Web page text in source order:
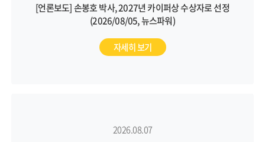
[언론보도] 손봉호 박사, 2027년 카이퍼상 수상자로 선정
(2026/08/05, 뉴스파워)
자세히 보기
2026.08.07